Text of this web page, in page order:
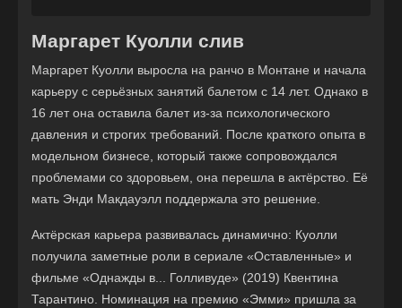
Маргарет Куолли слив
Маргарет Куолли выросла на ранчо в Монтане и начала
карьеру с серьёзных занятий балетом с 14 лет. Однако в
16 лет она оставила балет из-за психологического
давления и строгих требований. После краткого опыта в
модельном бизнесе, который также сопровождался
проблемами со здоровьем, она перешла в актёрство. Её
мать Энди Макдауэлл поддержала это решение.
Актёрская карьера развивалась динамично: Куолли
получила заметные роли в сериале «Оставленные» и
фильме «Однажды в... Голливуде» (2019) Квентина
Тарантино. Номинация на премию «Эмми» пришла за